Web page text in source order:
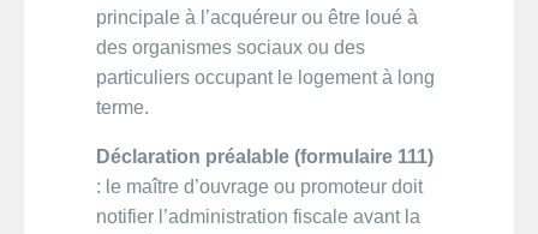
principale à l’acquéreur ou être loué à
des organismes sociaux ou des
particuliers occupant le logement à long
terme.
Déclaration préalable (formulaire 111)
: le maître d’ouvrage ou promoteur doit
notifier l’administration fiscale avant la